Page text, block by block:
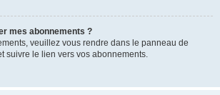
mes abonnements ?
veuillez vous rendre dans le panneau de
suivre le lien vers vos abonnements.